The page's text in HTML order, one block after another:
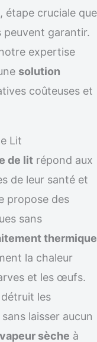
, étape cruciale que
peuvent garantir.
expertise
solution
coûteuses et
Lit
de lit répond aux
de leur santé et
propose des
sans
thermique
la chaleur
et les œufs.
les
sans laisser aucun
sèche à